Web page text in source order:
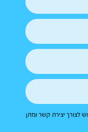
לצורך יצירת קשר ומתן